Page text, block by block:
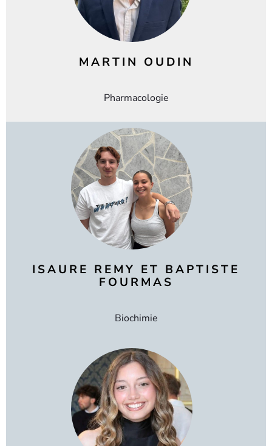
MARTIN OUDIN
Pharmacologie
ISAURE REMY ET BAPTISTE
FOURMAS
Biochimie